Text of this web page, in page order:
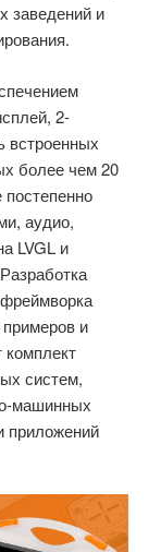
заведений и
2-
встроенных
более чем 20
аудио,
LVGL и
и
систем,
машинных
приложений